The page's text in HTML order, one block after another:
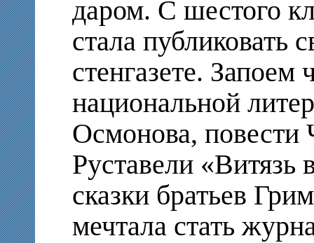
даром. С шестого
стала публиковать
стенгазете. Запоем
национальной
Осмонова, повести
Руставели «Витязь
сказки братьев
мечтала стать